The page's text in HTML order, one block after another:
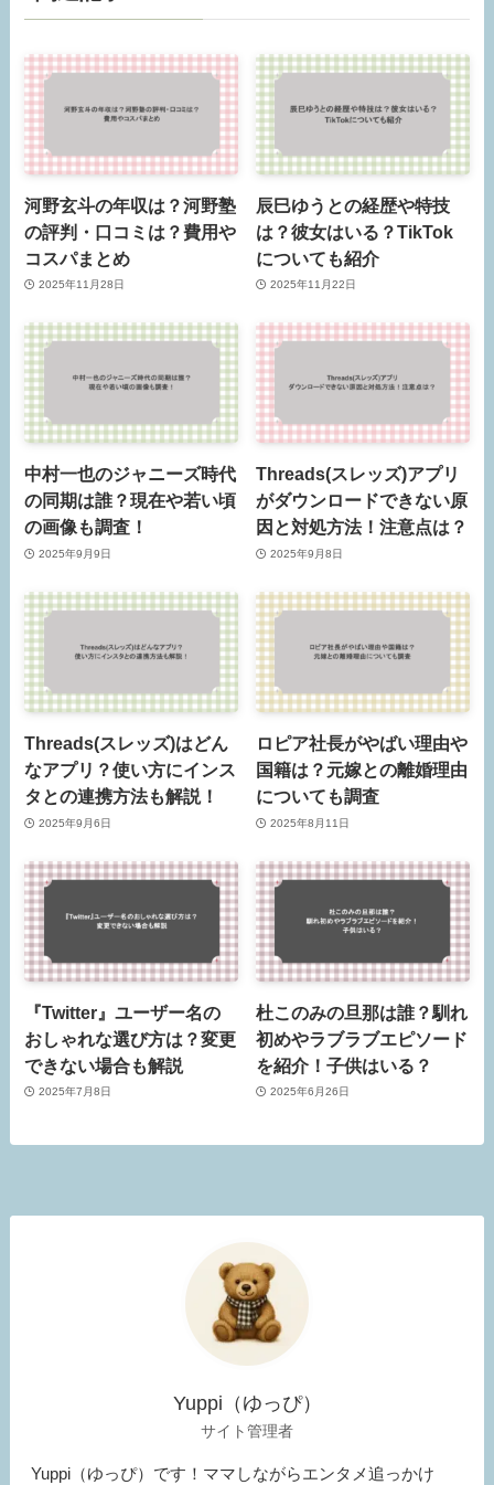
河野玄斗の年収は？河野塾
の評判・口コミは？費用や
コスパまとめ
2025年11月28日
辰巳ゆうとの経歴や特技
は？彼女はいる？TikTok
についても紹介
2025年11月22日
中村一也のジャニーズ時代
の同期は誰？現在や若い頃
の画像も調査！
2025年9月9日
Threads(スレッズ)アプリ
がダウンロードできない原
因と対処方法！注意点は？
2025年9月8日
Threads(スレッズ)はどん
なアプリ？使い方にインス
タとの連携方法も解説！
2025年9月6日
ロピア社長がやばい理由や
国籍は？元嫁との離婚理由
についても調査
2025年8月11日
『Twitter』ユーザー名の
おしゃれな選び方は？変更
できない場合も解説
2025年7月8日
杜このみの旦那は誰？馴れ
初めやラブラブエピソード
を紹介！子供はいる？
2025年6月26日
Yuppi（ゆっぴ）
サイト管理者
Yuppi（ゆっぴ）です！ママしながらエンタメ追っかけ